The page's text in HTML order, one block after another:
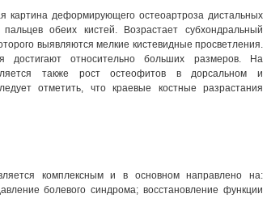
картина деформирующего остеоартроза дистальных
обеих кистей. Возрастает субхондральный
выявляются мелкие кистевидные просветления.
достигают относительно больших размеров. На
также рост остеофитов в дорсальном и
отметить, что краевые костные разрастания
комплексным и в основном направлено на:
болевого синдрома; восстановление функции